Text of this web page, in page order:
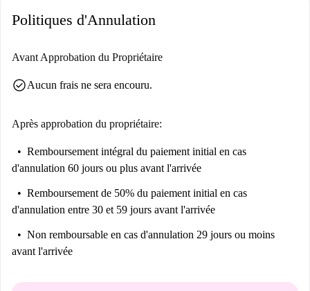
Politiques d'Annulation
Avant Approbation du Propriétaire
check_circleAucun frais ne sera encouru.
Après approbation du propriétaire:
Remboursement intégral du paiement initial en cas
d'annulation 60 jours ou plus avant l'arrivée
Remboursement de 50% du paiement initial en cas
d'annulation entre 30 et 59 jours avant l'arrivée
Non remboursable en cas d'annulation 29 jours ou moins
avant l'arrivée